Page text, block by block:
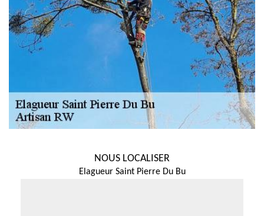
NOUS LOCALISER
Elagueur Saint Pierre Du Bu